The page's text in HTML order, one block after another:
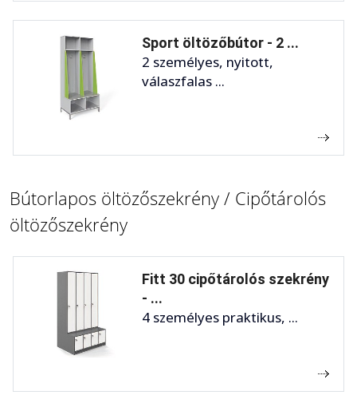
Sport öltözőbútor - 2 ...
2 személyes, nyitott,
válaszfalas ...
Bútorlapos öltözőszekrény / Cipőtárolós
öltözőszekrény
Fitt 30 cipőtárolós szekrény
- ...
4 személyes praktikus, ...